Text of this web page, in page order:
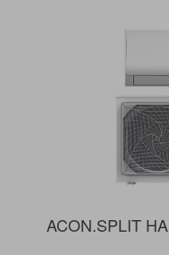
ACON.SPLIT